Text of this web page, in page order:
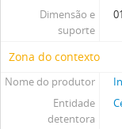
Dimensão e
suporte
Zona do contexto
Nome do produtor
Entidade
detentora